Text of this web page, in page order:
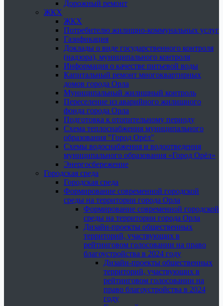
Дорожный ремонт
ЖКХ
ЖКХ
Потребителю жилищно-коммунальных услуг
Газификация
Доклады о виде государственного контроля
(надзора), муниципального контроля
Информация о качестве питьевой воды
Капитальный ремонт многоквартирных
домов города Орла
Муниципальный жилищный контроль
Переселение из аварийного жилищного
фонда города Орла
Подготовка к отопительному периоду
Схема теплоснабжения муниципального
образования "Город Орёл"
Схемы водоснабжения и водоотведения
муниципального образования «Город Орёл»
Энергосбережение
Городская среда
Городская среда
Формирование современной городской
среды на территории города Орла
Формирование современной городской
среды на территории города Орла
Дизайн-проекты общественных
территорий, участвующих в
рейтинговом голосовании на право
благоустройства в 2024 году
Дизайн-проекты общественных
территорий, участвующих в
рейтинговом голосовании на
право благоустройства в 2024
году